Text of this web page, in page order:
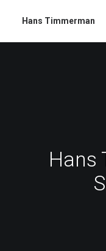
Hans Timmerman
Hans